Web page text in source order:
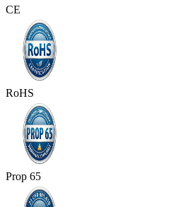
CE
RoHS
Prop 65